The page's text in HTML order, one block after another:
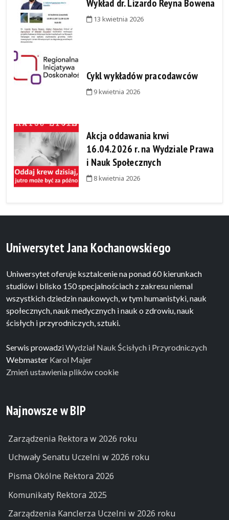
Wykład dr. Lizardo Reyna Bowena
13 kwietnia 2026
Cykl wykładów pracodawców
9 kwietnia 2026
Akcja oddawania krwi
16.04.2026 r. na Wydziale Prawa
i Nauk Społecznych
8 kwietnia 2026
Uniwersytet Jana Kochanowskiego
Uniwersytet oferuje ksztalcenie na ponad 60 kierunkach
studiów i blisko 150 specjalnościach z zakresu niemal
wszystkich dziedzin naukowych, w tym humanistyki, nauk
społecznych, nauk medycznych i nauk o zdrowiu, nauk
ścisłych i przyrodniczych, sztuki.
Serwis prowadziWydział Nauk Ścisłych i Przyrodniczych
Webmaster Karol Majer
Zmień ustawienia plików cookie
Najnowsze w BIP
Zarządzenia Rektora w 2026 roku
Uchwały Senatu Uczelni w 2026 roku
Pisma Okólne Rektora 2026
Komunikaty Rektora 2025
Zarządzenia Kanclerza Uczelni w 2026 roku